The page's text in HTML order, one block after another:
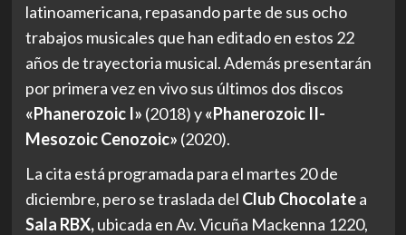
latinoamericana, repasando parte de sus ocho
trabajos musicales que han editado en estos 22
años de trayectoria musical. Además presentarán
por primera vez en vivo sus últimos dos discos
«Phanerozoic I» (2018) y«Phanerozoic II-
Mesozoic Cenozoic» (2020).
La cita está programada para el martes 20 de
diciembre, pero se traslada del Club Chocolatea
Sala RBX,ubicada en Av. Vicuña Mackenna 1220,